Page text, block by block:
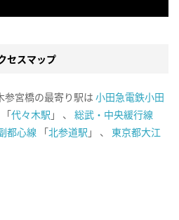
セスマップ
参宮橋の最寄り駅は 小田急電鉄小田
「代々木駅 」 、 総武・中央緩行線
都心線 「北参道駅 」 、 東京都大江